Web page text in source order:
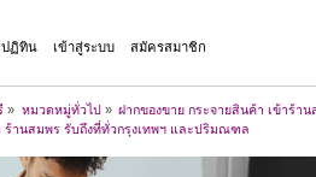
ปฏิทิน เข้าสู่ระบบ สมัครสมาชิก
» หมวดหมู่ทั่วไป» ฝากของขาย กระจายสินค้า เข้าร้า
ร้านสมพร รับถึงที่ทั่วกรุงเทพฯ และปริมณฑล